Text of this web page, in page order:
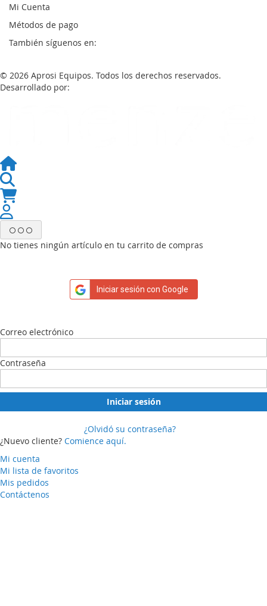
Mi Cuenta
Métodos de pago
También síguenos en:
© 2026 Aprosi Equipos. Todos los derechos reservados.
Desarrollado por:
No tienes ningún artículo en tu carrito de compras
Iniciar sesión con Google
Correo electrónico
Contraseña
Iniciar sesión
¿Olvidó su contraseña?
¿Nuevo cliente? Comience aquí.
Mi cuenta
Mi lista de favoritos
Mis pedidos
Contáctenos